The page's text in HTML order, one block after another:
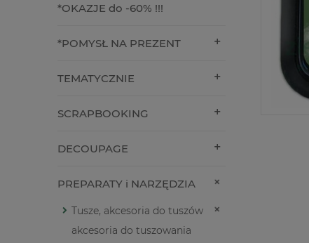
*OKAZJE do -60% !!!
*POMYSŁ NA PREZENT
TEMATYCZNIE
SCRAPBOOKING
DECOUPAGE
PREPARATY i NARZĘDZIA
Tusze, akcesoria do tuszów
akcesoria do tuszowania